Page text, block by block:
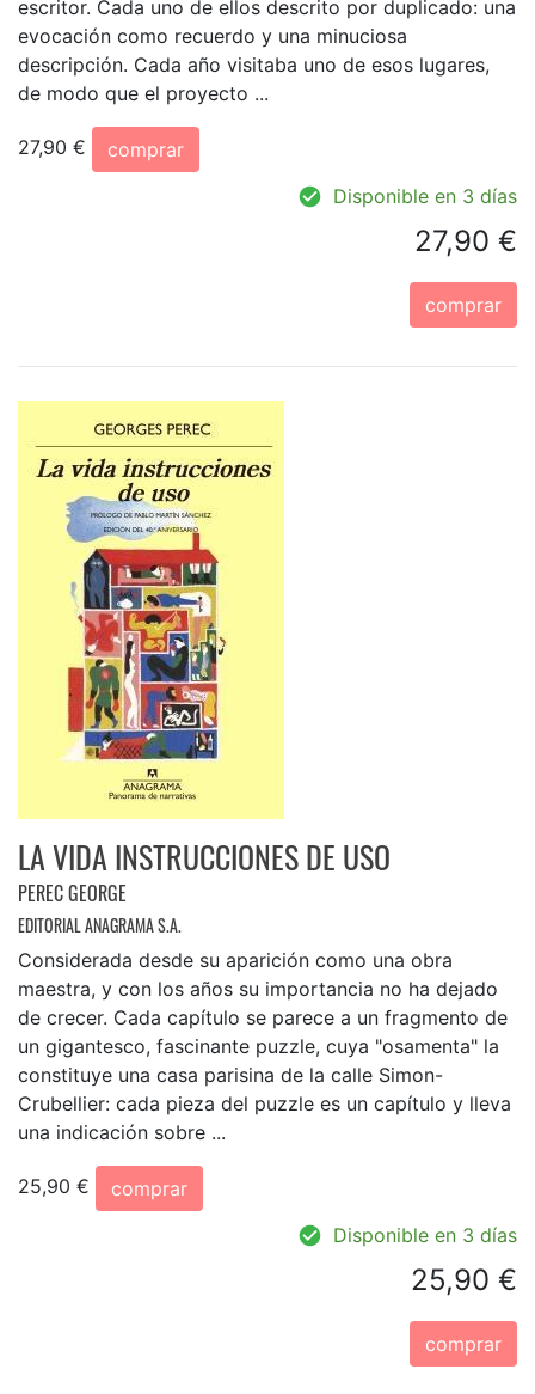
escritor. Cada uno de ellos descrito por duplicado: una
evocación como recuerdo y una minuciosa
descripción. Cada año visitaba uno de esos lugares,
de modo que el proyecto ...
27,90 €
comprar
Disponible en 3 días
27,90 €
comprar
LA VIDA INSTRUCCIONES DE USO
PEREC GEORGE
EDITORIAL ANAGRAMA S.A.
Considerada desde su aparición como una obra
maestra, y con los años su importancia no ha dejado
de crecer. Cada capítulo se parece a un fragmento de
un gigantesco, fascinante puzzle, cuya "osamenta" la
constituye una casa parisina de la calle Simon-
Crubellier: cada pieza del puzzle es un capítulo y lleva
una indicación sobre ...
25,90 €
comprar
Disponible en 3 días
25,90 €
comprar